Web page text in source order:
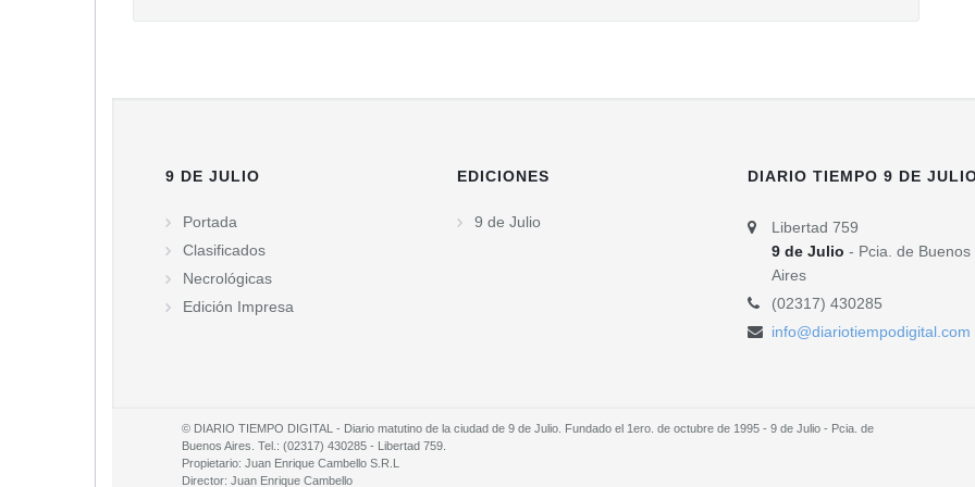
9 DE JULIO
Portada
Clasificados
Necrológicas
Edición Impresa
EDICIONES
9 de Julio
DIARIO TIEMPO 9 DE
Libertad 759
9 de Julio - Pcia. de Buenos
Aires
(02317) 430285
info@diariotiempodigital.com
© DIARIO TIEMPO DIGITAL - Diario matutino de la ciudad de 9 de Julio. Fundado el 1ero. de octubre de 1995 - 9 de Julio - Pcia. de
Buenos Aires. Tel.: (02317) 430285 - Libertad 759.
Propietario: Juan Enrique Cambello S.R.L
Director: Juan Enrique Cambello